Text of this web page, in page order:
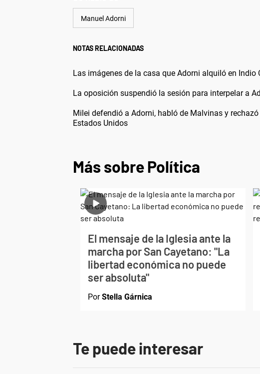
Manuel Adorni
NOTAS RELACIONADAS
Las imágenes de la casa que Adorni alquiló en
La oposición suspendió la sesión para interpelar a
Milei defendió a Adorni, habló de Malvinas y
Estados Unidos
Más sobre Política
El mensaje de la Iglesia ante la
marcha por San Cayetano: "La
libertad económica no puede
ser absoluta"
PorStella Gárnica
Te puede interesar